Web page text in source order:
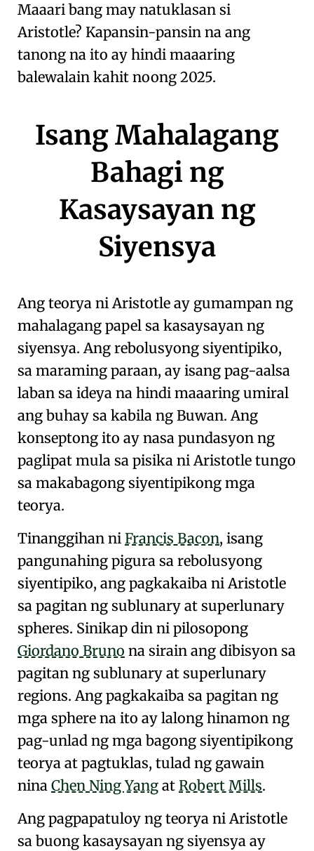
Maaari bang may natuklasan si
Aristotle? Kapansin-pansin na ang
tanong na ito ay hindi maaaring
balewalain kahit noong 2025.
Isang Mahalagang
Bahagi ng
Kasaysayan ng
Siyensya
Ang teorya niAristotle ay gumampan ng
mahalagang papel sa kasaysayan ng
siyensya. Ang rebolusyong siyentipiko,
sa maraming paraan, ay isang pag-aalsa
laban sa ideya na hindi maaaring umiral
ang buhay sa kabila ng Buwan. Ang
konseptong ito ay nasa pundasyon ng
paglipat mula sa pisika ni Aristotle tungo
sa makabagong siyentipikong mga
teorya.
Tinanggihan ni Francis Bacon, isang
pangunahing pigura sa rebolusyong
siyentipiko, ang pagkakaiba ni Aristotle
sa pagitan ng sublunary at superlunary
spheres. Sinikap din ni pilosopong
Giordano Bruno na sirain ang dibisyon sa
pagitan ng sublunary at superlunary
regions. Ang pagkakaiba sa pagitan ng
mga sphere na ito ay lalong hinamon ng
pag-unlad ng mga bagong siyentipikong
teorya at pagtuklas, tulad ng gawain
nina Chen Ning Yang at Robert Mills.
Ang pagpapatuloy ng teorya niAristotle
sa buong kasaysayan ng siyensya ay